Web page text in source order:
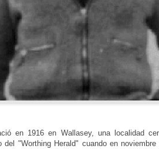
en 1916 en Wallasey, una localidad
del "Worthing Herald" cuando en noviembre